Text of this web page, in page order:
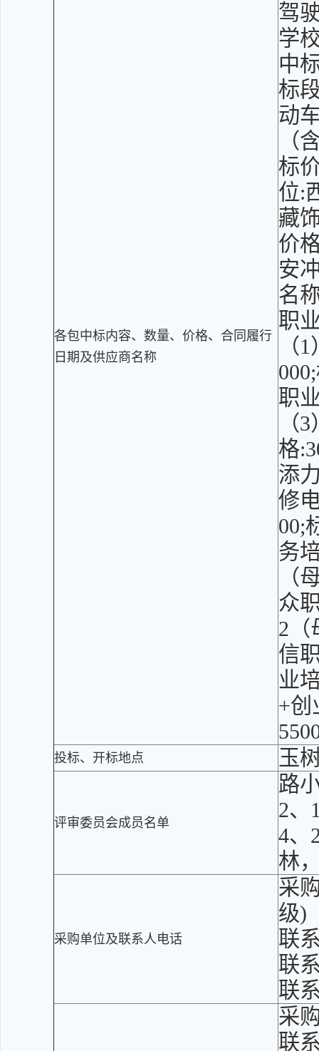
各包中标内容、数量、价格、合同履行
日期及供应商名称
驾
学
中
标
动
（
标
位:
藏
价
安
名
职
（
职
（
格
添
修
00;
务
（
众
2（
信
业
+创
投标、开标地点 玉
评审委员会成员名单
路
2、
4、
林
采购单位及联系人电话
采
级)
联
联
联
采
联